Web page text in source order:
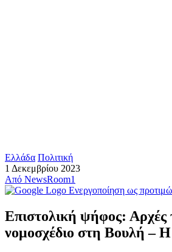
Ελλάδα Πολιτική
1 Δεκεμβρίου 2023
Από NewsRoom1
Ενεργοποίηση ως
Επιστολική ψήφος: Αρχές
νομοσχέδιο στη Βουλή – Η